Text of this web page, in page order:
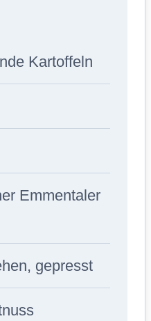
Kartoffeln
Emmentaler
gepresst